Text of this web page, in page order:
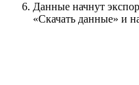
Данные начнут
«Скачать данные» и